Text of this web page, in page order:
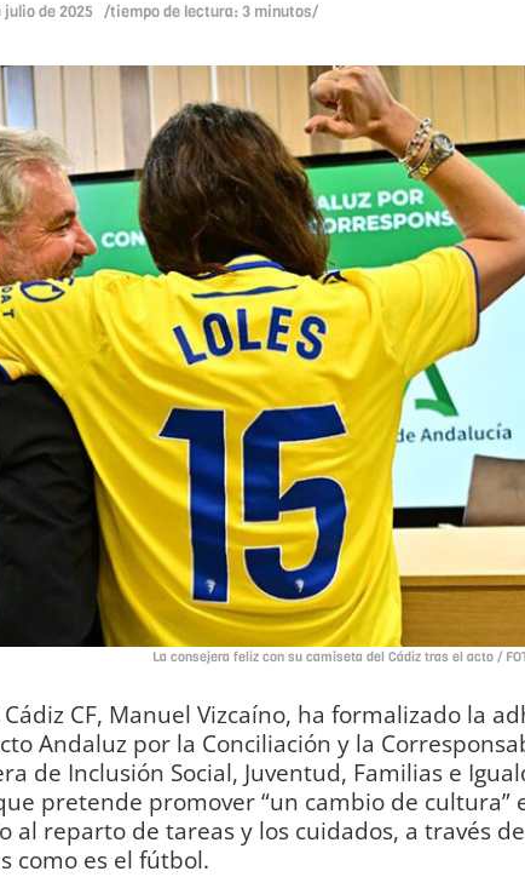
julio de 2025 /tiempo de lectura: 3 minutos/
La consejera feliz con su camiseta del Cádiz tras el acto /
CF, Manuel Vizcaíno, ha formalizado la
Andaluz por la Conciliación y la
de Inclusión Social, Juventud, Familias e
pretende promover “un cambio de cultura”
al reparto de tareas y los cuidados, a través
como es el fútbol.